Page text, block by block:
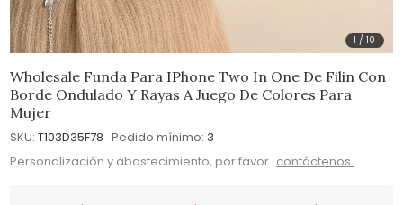
1 /10
Wholesale Funda Para IPhone Two In One De Filin Con
Borde Ondulado Y Rayas A Juego De Colores Para
Mujer
SKU: T103D35F78 Pedido mínimo: 3
Personalización y abastecimiento, por favor contáctenos.